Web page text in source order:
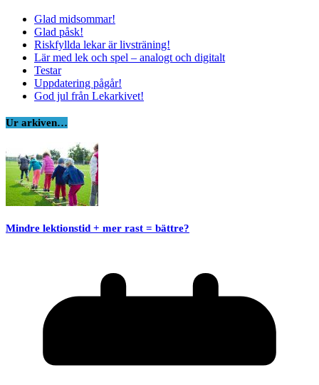
Glad midsommar!
Glad påsk!
Riskfyllda lekar är livsträning!
Lär med lek och spel – analogt och digitalt
Testar
Uppdatering pågår!
God jul från Lekarkivet!
Ur arkiven…
Mindre lektionstid + mer rast = bättre?